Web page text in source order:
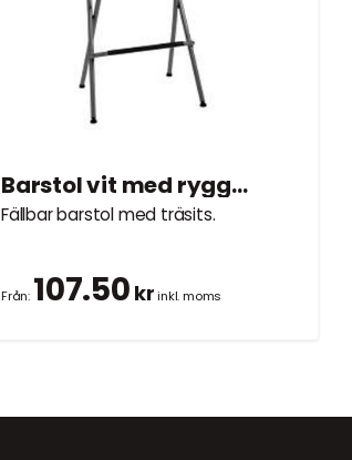
Barstol vit med ryggstöd
Fällbar barstol med träsits.
Från: 107.50 krinkl. moms